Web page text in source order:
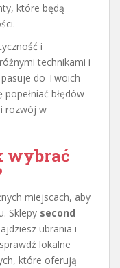
które będą
i
technikami i
do Twoich
błędów
rozwój w
wybrać
miejscach, aby
Sklepy second
ubrania i
lokalne
które oferują